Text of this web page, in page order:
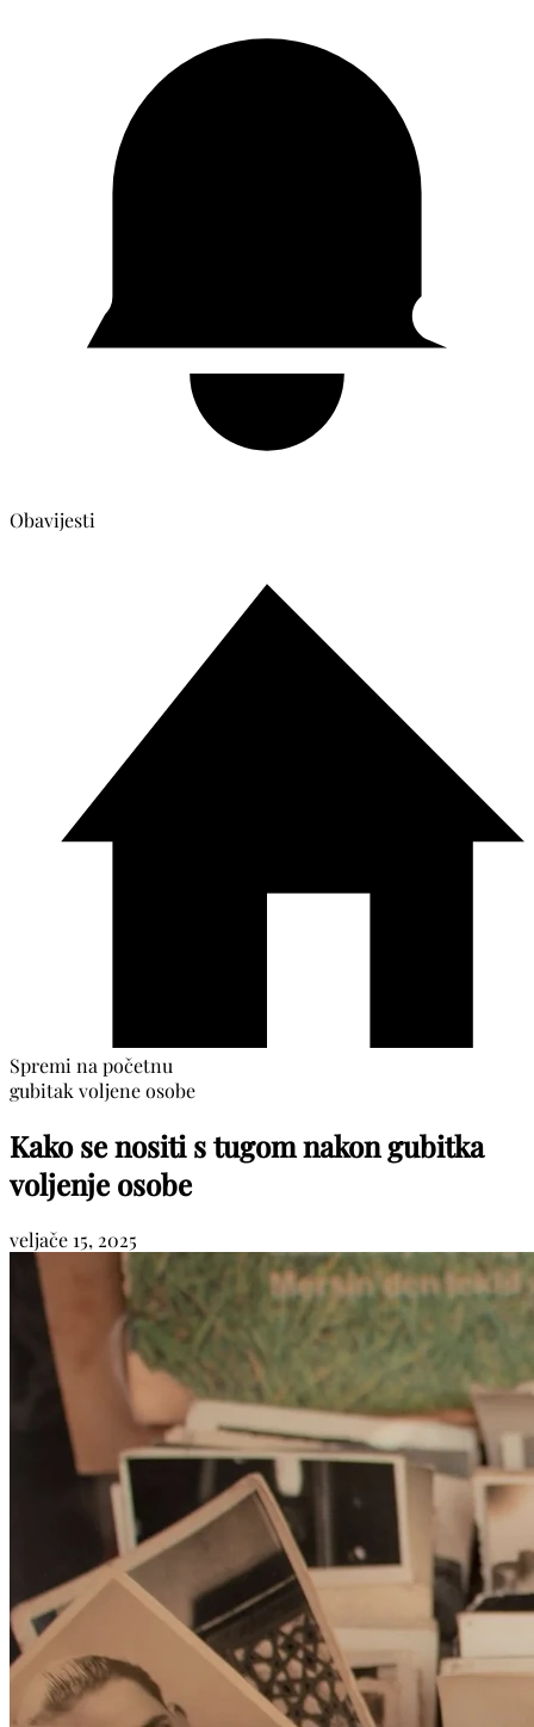
Obavijesti
Spremi na početnu
gubitak voljene osobe
Kako se nositi s tugom nakon gubitka
voljenje osobe
veljače 15, 2025